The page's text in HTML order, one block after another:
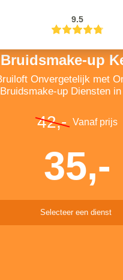
9.5
Bruidsmake-up
Onvergetelijk met
Bruidsmake-up Diensten
42,- Vanaf prijs
35,-
Selecteer een dienst